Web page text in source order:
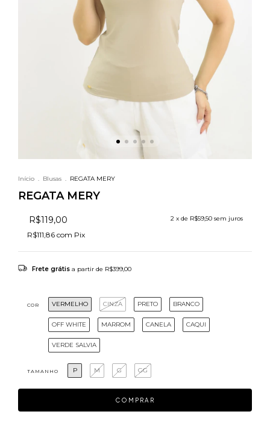
Início . Blusas . REGATA MERY
REGATA MERY
R$119,00 2 x de R$59,50 sem juros
R$111,86 com Pix
Frete grátis a partir de R$399,00
COR VERMELHO CINZA PRETO BRANCO
OFF WHITE MARROM CANELA CAQUI
VERDE SALVIA
TAMANHO P M G GG